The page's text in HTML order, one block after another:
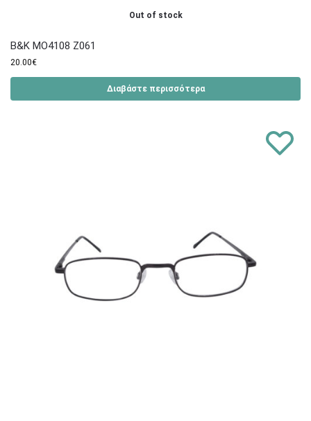
Out of stock
B&K MO4108 Z061
20.00€
Διαβάστε περισσότερα